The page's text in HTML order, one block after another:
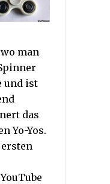
man
und ist
das
Yo-Yos.